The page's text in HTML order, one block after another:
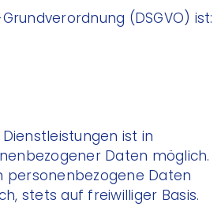
(DSGVO) ist:
ist in
Daten möglich.
personenbezogene Daten
stets auf freiwilliger Basis.